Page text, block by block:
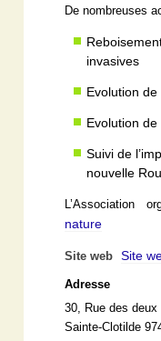
De nombreuses
invasives
Evolution
Evolution
Suivi de
nouvelle
L’Association
nature
Site web Site
Adresse
30, Rue des deux
Sainte-Clotilde